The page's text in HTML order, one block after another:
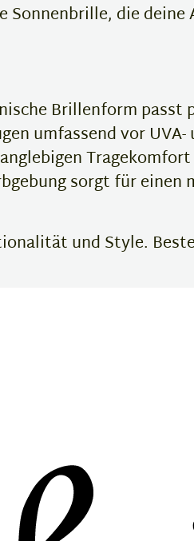
Sonnenbrille, die
Brillenform passt
umfassend vor
sorgt für
und Style.